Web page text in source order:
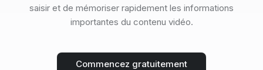
saisir et de mémoriser rapidement les informations
importantes du contenu vidéo.
Commencez gratuitement